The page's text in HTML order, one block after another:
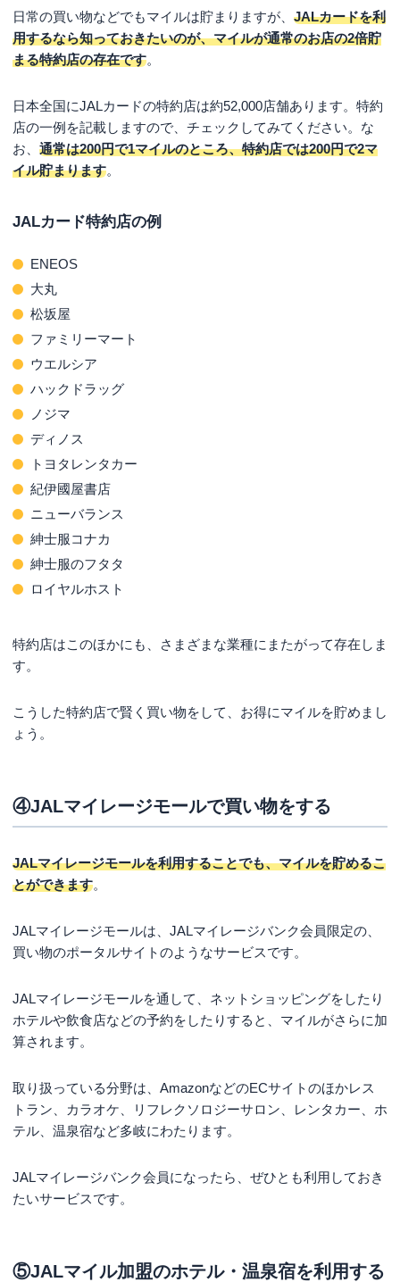
日常の買い物などでもマイルは貯まりますが、 JALカードを利
用するなら知っておきたいのが、マイルが通常のお店の2倍貯
まる特約店の存在です。
日本全国にJALカードの特約店は約52,000店舗あります。特約
店の一例を記載しますので、チェックしてみてください。な
お、 通常は200円で1マイルのところ、特約店では200円で2マ
イル貯まります。
JALカード特約店の例
ENEOS
大丸
松坂屋
ファミリーマート
ウエルシア
ハックドラッグ
ノジマ
ディノス
トヨタレンタカー
紀伊國屋書店
ニューバランス
紳士服コナカ
紳士服のフタタ
ロイヤルホスト
特約店はこのほかにも、さまざまな業種にまたがって存在しま
す。
こうした特約店で賢く買い物をして、お得にマイルを貯めまし
ょう。
④JALマイレージモールで買い物をする
JALマイレージモールを利用することでも、マイルを貯めるこ
とができます。
JALマイレージモールは、JALマイレージバンク会員限定の、
買い物のポータルサイトのようなサービスです。
JALマイレージモールを通して、ネットショッピングをしたり
ホテルや飲食店などの予約をしたりすると、マイルがさらに加
算されます。
取り扱っている分野は、AmazonなどのECサイトのほかレス
トラン、カラオケ、リフレクソロジーサロン、レンタカー、ホ
テル、温泉宿など多岐にわたります。
JALマイレージバンク会員になったら、ぜひとも利用しておき
たいサービスです。
⑤JALマイル加盟のホテル・温泉宿を利用する